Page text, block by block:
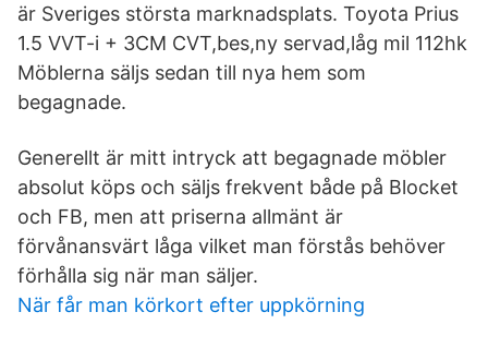
är Sveriges största marknadsplats. Toyota Prius
1.5 VVT-i + 3CM CVT,bes,ny servad,låg mil 112hk
Möblerna säljs sedan till nya hem som
begagnade.
Generellt är mitt intryck att begagnade möbler
absolut köps och säljs frekvent både på Blocket
och FB, men att priserna allmänt är
förvånansvärt låga vilket man förstås behöver
förhålla sig när man säljer.
När får man körkort efter uppkörning